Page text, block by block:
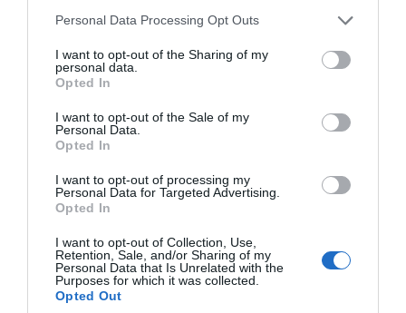
Personal Data Processing Opt Outs
I want to opt-out of the Sharing of my
personal data.
Opted In
I want to opt-out of the Sale of my
Personal Data.
Opted In
I want to opt-out of processing my
Personal Data for Targeted Advertising.
Opted In
I want to opt-out of Collection, Use,
Retention, Sale, and/or Sharing of my
Personal Data that Is Unrelated with the
Purposes for which it was collected.
Opted Out
Estrutura do Programa